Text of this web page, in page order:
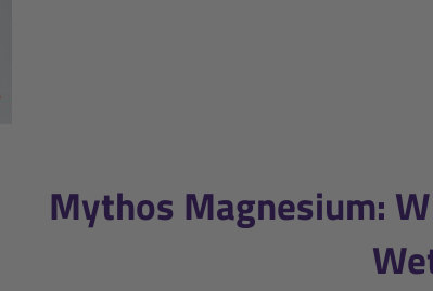
Mythos Magnesium: